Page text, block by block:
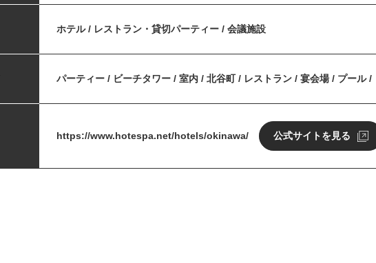
ホテル / レストラン・貸切パーティー / 会議施設
パーティー / ビーチタワー / 室内 / 北谷町 / レストラン / 宴会場 / プール /
https://www.hotespa.net/hotels/okinawa/ 公式サイトを見る